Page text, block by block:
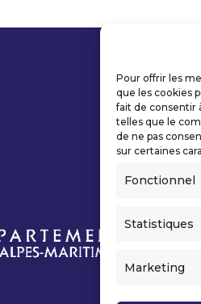
Pour offrir les
que les cookies
fait de consentir
telles que le
de ne pas
sur certaines
Fonctionnel
Statistiques
Marketing